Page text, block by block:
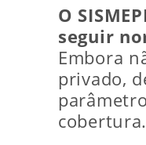
O
seguir
Embora
privado,
cobertura.